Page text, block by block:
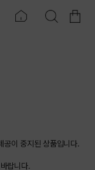
공이 중지된 상품입니다.
랍니다.